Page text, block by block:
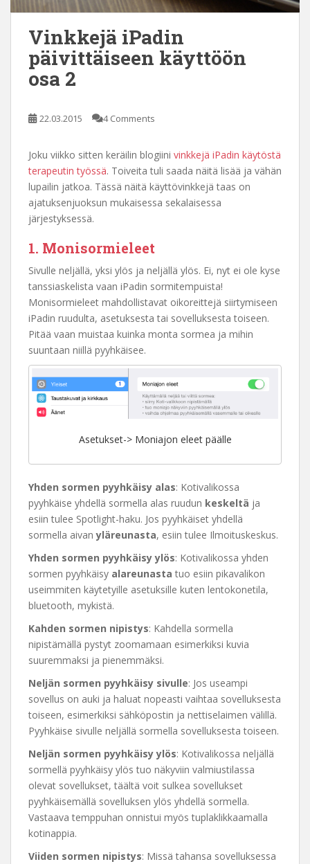
Vinkkejä iPadin
päivittäiseen käyttöön
osa 2
22.03.2015 4 Comments
Joku viikko sitten keräilin blogiini vinkkejä iPadin käytöstä
terapeutin työssä. Toiveita tuli saada näitä lisää ja vähän
lupailin jatkoa. Tässä näitä käyttövinkkejä taas on
ajatuksenjuoksun mukaisessa sekalaisessa
järjestyksessä.
1. Monisormieleet
Sivulle neljällä, yksi ylös ja neljällä ylös. Ei, nyt ei ole kyse
tanssiaskelista vaan iPadin sormitempuista!
Monisormieleet mahdollistavat oikoreittejä siirtymiseen
iPadin ruudulta, asetuksesta tai sovelluksesta toiseen.
Pitää vaan muistaa kuinka monta sormea ja mihin
suuntaan niillä pyyhkäisee.
Asetukset-> Moniajon eleet päälle
Yhden sormen pyyhkäisy alas: Kotivalikossa
pyyhkäise yhdellä sormella alas ruudun keskeltä ja
esiin tulee Spotlight-haku. Jos pyyhkäiset yhdellä
sormella aivanyläreunasta, esiin tulee Ilmoituskeskus.
Yhden sormen pyyhkäisy ylös: Kotivalikossa yhden
sormen pyyhkäisy alareunasta tuo esiin pikavalikon
useimmiten käytetyille asetuksille kuten lentokonetila,
bluetooth, mykistä.
Kahden sormen nipistys: Kahdella sormella
nipistämällä pystyt zoomamaan esimerkiksi kuvia
suuremmaksi ja pienemmäksi.
Neljän sormen pyyhkäisy sivulle: Jos useampi
sovellus on auki ja haluat nopeasti vaihtaa sovelluksesta
toiseen, esimerkiksi sähköpostin ja nettiselaimen välillä.
Pyyhkäise sivulle neljällä sormella sovelluksesta toiseen.
Neljän sormen pyyhkäisy ylös: Kotivalikossa neljällä
sormellä pyyhkäisy ylös tuo näkyviin valmiustilassa
olevat sovellukset, täältä voit sulkea sovellukset
pyyhkäisemällä sovelluksen ylös yhdellä sormella.
Vastaava temppuhan onnistui myös tuplaklikkaamalla
kotinappia.
Viiden sormen nipistys: Missä tahansa sovelluksessa